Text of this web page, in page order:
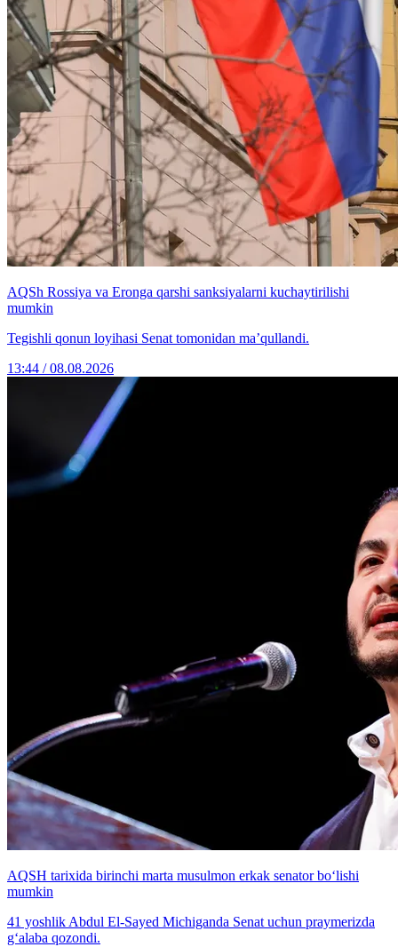
AQSh Rossiya va Eronga qarshi sanksiyalarni kuchaytirilishi
mumkin
Tegishli qonun loyihasi Senat tomonidan ma’qullandi.
13:44 / 08.08.2026
AQSH tarixida birinchi marta musulmon erkak senator bo‘lishi
mumkin
41 yoshlik Abdul El-Sayed Michiganda Senat uchun praymerizda
g‘alaba qozondi.